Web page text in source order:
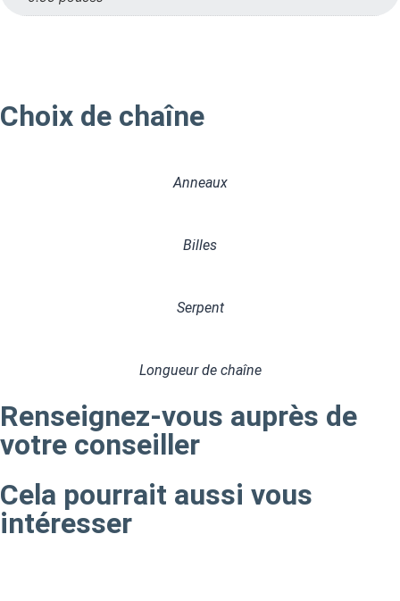
Choix de chaîne
Anneaux
Billes
Serpent
Longueur de chaîne
Renseignez-vous auprès de
votre conseiller
Cela pourrait aussi vous
intéresser